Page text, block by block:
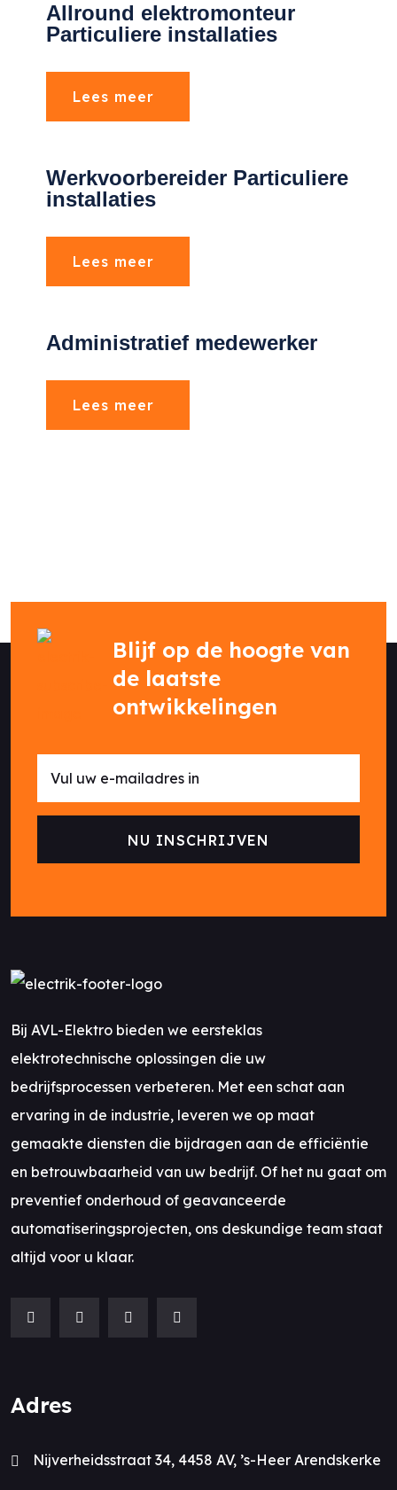
Allround elektromonteur
Particuliere installaties
Lees meer
Werkvoorbereider Particuliere
installaties
Lees meer
Administratief medewerker
Lees meer
Blijf op de hoogte van
de laatste
ontwikkelingen
Bij AVL-Elektro bieden we eersteklas
elektrotechnische oplossingen die uw
bedrijfsprocessen verbeteren. Met een schat aan
ervaring in de industrie, leveren we op maat
gemaakte diensten die bijdragen aan de efficiëntie
en betrouwbaarheid van uw bedrijf. Of het nu gaat om
preventief onderhoud of geavanceerde
automatiseringsprojecten, ons deskundige team staat
altijd voor u klaar.
Adres
Nijverheidsstraat 34, 4458 AV, ’s-Heer Arendskerke